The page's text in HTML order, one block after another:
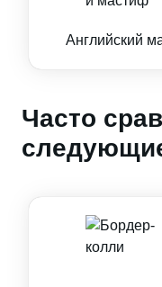
Английский
Часто